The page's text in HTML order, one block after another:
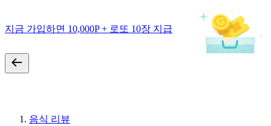
지금 가입하면 10,000P + 로또 10장 지급
음식 리뷰